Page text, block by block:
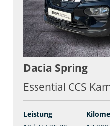
Dacia Spring
Essential CCS
Leistung